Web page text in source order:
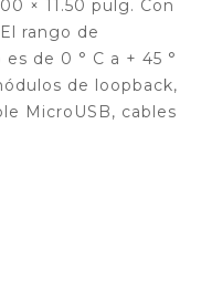
× 11.50 pulg. Con
rango de
de 0 ° C a + 45 °
de loopback,
MicroUSB, cables